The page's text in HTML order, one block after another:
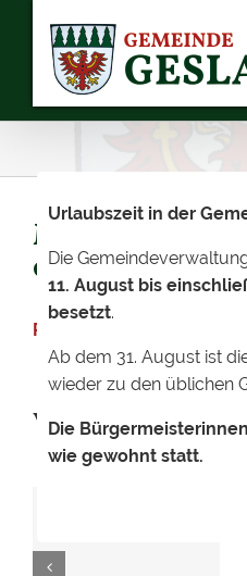
content
Marktplatzfest
04.-05.07.2026
Programm zum
VERGANGENE
Urlaubszeit in der
Die
11. August bis
besetzt.
Ab dem 31. August ist
wieder zu den üblichen
Die
wie gewohnt statt.